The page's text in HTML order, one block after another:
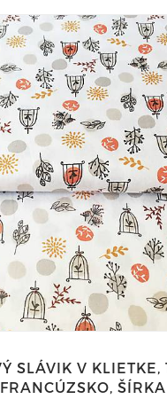
SLÁVIK V KLIETKE,